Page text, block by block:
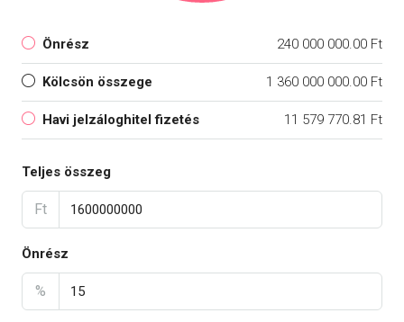
Önrész 240 000 000.00 Ft
Kölcsön összege 1 360 000 000.00 Ft
Havi jelzáloghitel fizetés 11 579 770.81 Ft
Teljes összeg
Ft
Önrész
%